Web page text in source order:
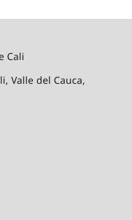
Cali
Valle del Cauca,